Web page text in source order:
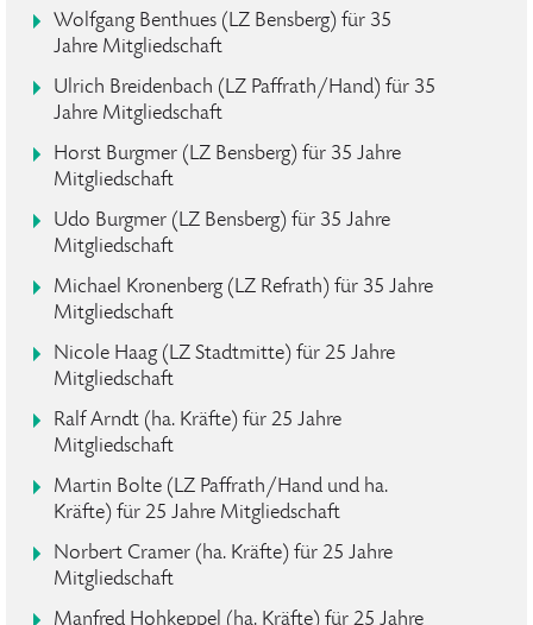
Wolfgang Benthues (LZ Bensberg) für 35
Jahre Mitgliedschaft
Ulrich Breidenbach (LZ Paffrath/Hand) für 35
Jahre Mitgliedschaft
Horst Burgmer (LZ Bensberg) für 35 Jahre
Mitgliedschaft
Udo Burgmer (LZ Bensberg) für 35 Jahre
Mitgliedschaft
Michael Kronenberg (LZ Refrath) für 35 Jahre
Mitgliedschaft
Nicole Haag (LZ Stadtmitte) für 25 Jahre
Mitgliedschaft
Ralf Arndt (ha. Kräfte) für 25 Jahre
Mitgliedschaft
Martin Bolte (LZ Paffrath/Hand und ha.
Kräfte) für 25 Jahre Mitgliedschaft
Norbert Cramer (ha. Kräfte) für 25 Jahre
Mitgliedschaft
Manfred Hohkeppel (ha. Kräfte) für 25 Jahre